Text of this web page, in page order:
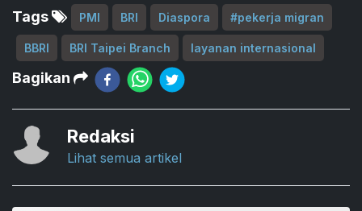
Tags
PMI BRI Diaspora #pekerja migran
BBRI BRI Taipei Branch layanan internasional
Bagikan
Redaksi
Lihat semua artikel